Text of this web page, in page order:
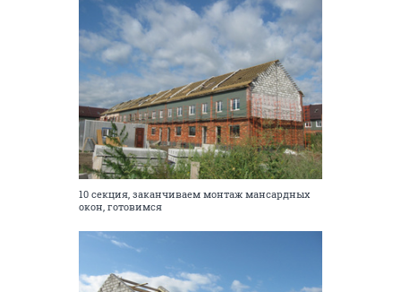
10 секция, заканчиваем монтаж мансардных
окон, готовимся